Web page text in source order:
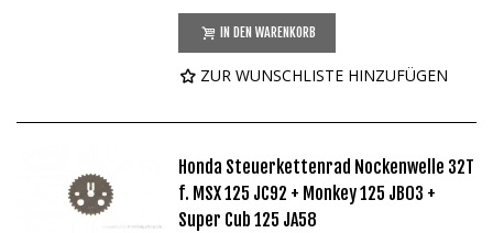
IN DEN WARENKORB
ZUR WUNSCHLISTE HINZUFÜGEN
Honda Steuerkettenrad Nockenwelle 32T
f. MSX 125 JC92 + Monkey 125 JB03 +
Super Cub 125 JA58